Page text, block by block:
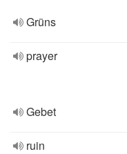
Grüns
prayer
Gebet
ruin